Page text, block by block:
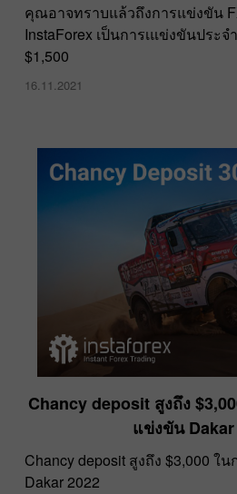
คุณอาจทราบแล้วถึงการแข่งขัน
InstaForex เป็นการเแข่งขันประ
$1,500
16.11.2021
​Chancy deposit สูงถึง
แข่งขัน Dakar
​Chancy deposit สูงถึง $3,000 ใ
Dakar 2022